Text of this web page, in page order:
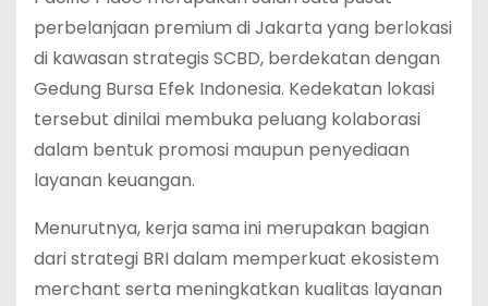
perbelanjaan premium di Jakarta yang berlokasi
di kawasan strategis SCBD, berdekatan dengan
Gedung Bursa Efek Indonesia. Kedekatan lokasi
tersebut dinilai membuka peluang kolaborasi
dalam bentuk promosi maupun penyediaan
layanan keuangan.
Menurutnya, kerja sama ini merupakan bagian
dari strategi BRI dalam memperkuat ekosistem
merchant serta meningkatkan kualitas layanan